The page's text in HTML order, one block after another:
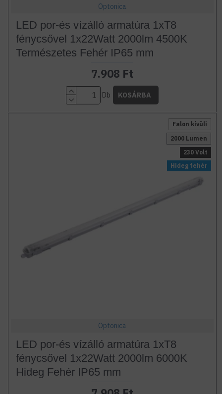
Optonica
LED por-és vízálló armatúra 1xT8
fénycsővel 1x22Watt 2000lm 4500K
Természetes Fehér IP65 mm
7.908 Ft
Db KOSÁRBA
Hideg fehér
Falon kívüli
2000 Lumen
230 Volt
Optonica
LED por-és vízálló armatúra 1xT8
fénycsővel 1x22Watt 2000lm 6000K
Hideg Fehér IP65 mm